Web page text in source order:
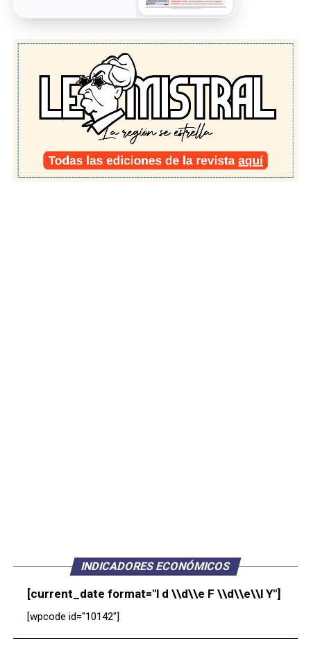
INDICADORES ECONÓMICOS
[current_date format="l d \\d\\e F \\d\\e\\l Y"]
[wpcode id="10142"]